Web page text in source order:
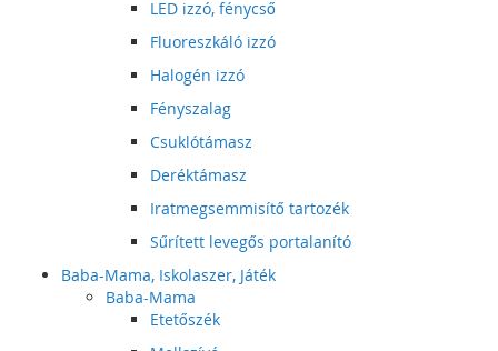
LED izzó, fénycső
Fluoreszkáló izzó
Halogén izzó
Fényszalag
Csuklótámasz
Deréktámasz
Iratmegsemmisítő tartozék
Sűrített levegős portalanító
Baba-Mama, Iskolaszer, Játék
Baba-Mama
Etetőszék